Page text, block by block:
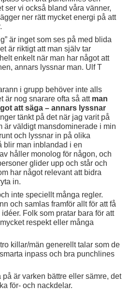
ser vi också bland våra vänner,
ner rätt mycket energi på att
är inget som ses på med blida
är riktigt att man själv tar
enkelt när man har något att
annars lyssnar man. Ulf T
i grupp behöver inte alls
är nog snarare ofta så att man
att säga – annars lyssnar
tänkt på det när jag varit på
är väldigt mansdominerade i min
och lyssnar in på olika
blir man inblandad i en
håller monolog för någon, och
glider upp och står och
har något relevant att bidra
in.
inte speciellt många regler.
och samlas framför allt för att få
Folk som pratar bara för att
respekt eller många
killar/män generellt talar som de
inpass och bra punchlines
på är varken bättre eller sämre, det
för- och nackdelar.